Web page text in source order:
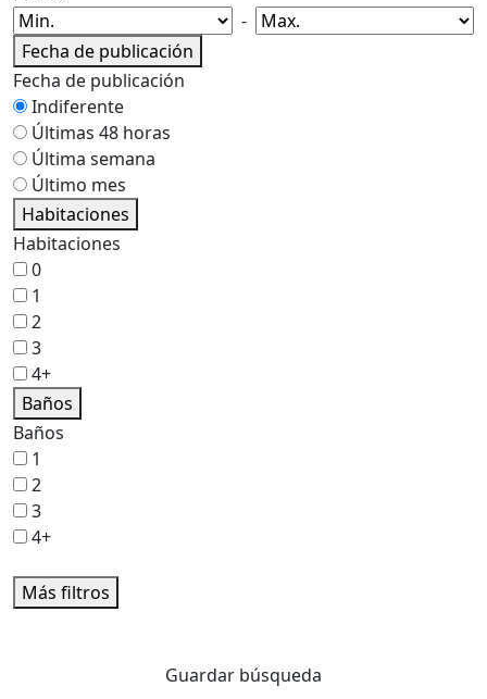
-
Fecha de publicación
Fecha de publicación
Indiferente
Últimas 48 horas
Última semana
Último mes
Habitaciones
Habitaciones
0
1
2
3
4+
Baños
Baños
1
2
3
4+
Más filtros
Guardar búsqueda